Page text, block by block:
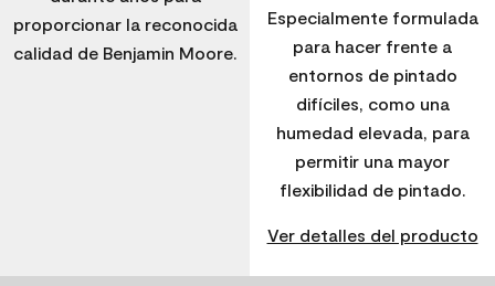
proporcionar la reconocida
calidad de Benjamin Moore.
Especialmente formulada
para hacer frente a
entornos de pintado
difíciles, como una
humedad elevada, para
permitir una mayor
flexibilidad de pintado.
Ver detalles del producto